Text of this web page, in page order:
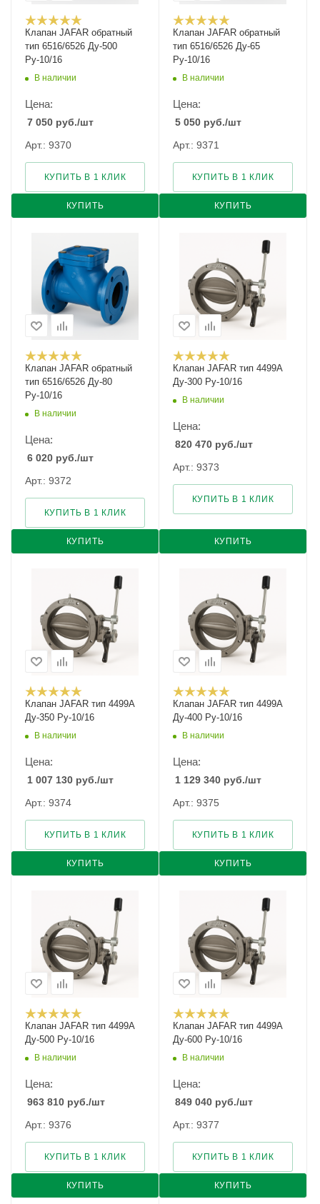
Клапан JAFAR обратный
тип 6516/6526 Ду-500
Ру-10/16
В наличии
Цена:
7 050 руб./шт
Арт.: 9370
КУПИТЬ
КУПИТЬ В 1 КЛИК
Клапан JAFAR обратный
тип 6516/6526 Ду-65
Ру-10/16
В наличии
Цена:
5 050 руб./шт
Арт.: 9371
КУПИТЬ
КУПИТЬ В 1 КЛИК
Клапан JAFAR обратный
тип 6516/6526 Ду-80
Ру-10/16
В наличии
Цена:
6 020 руб./шт
Арт.: 9372
КУПИТЬ
КУПИТЬ В 1 КЛИК
Клапан JAFAR тип 4499A
Ду-300 Ру-10/16
В наличии
Цена:
820 470 руб./шт
Арт.: 9373
КУПИТЬ
КУПИТЬ В 1 КЛИК
Клапан JAFAR тип 4499A
Ду-350 Ру-10/16
В наличии
Цена:
1 007 130 руб./шт
Арт.: 9374
КУПИТЬ
КУПИТЬ В 1 КЛИК
Клапан JAFAR тип 4499A
Ду-400 Ру-10/16
В наличии
Цена:
1 129 340 руб./шт
Арт.: 9375
КУПИТЬ
КУПИТЬ В 1 КЛИК
Клапан JAFAR тип 4499A
Ду-500 Ру-10/16
В наличии
Цена:
963 810 руб./шт
Арт.: 9376
КУПИТЬ
КУПИТЬ В 1 КЛИК
Клапан JAFAR тип 4499A
Ду-600 Ру-10/16
В наличии
Цена:
849 040 руб./шт
Арт.: 9377
КУПИТЬ
КУПИТЬ В 1 КЛИК